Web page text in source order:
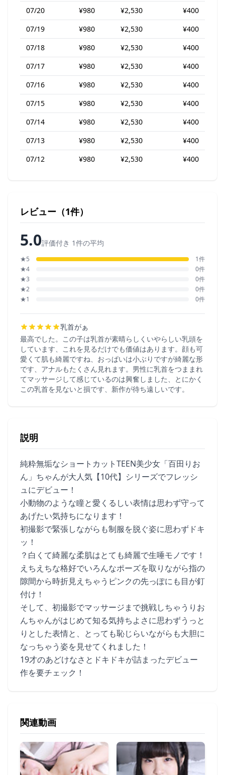
07/20 ¥980 ¥2,530
¥400
07/19
¥980 ¥2,530
¥400
07/18
¥980 ¥2,530
¥400
07/17
¥980 ¥2,530
¥400
07/16
¥980 ¥2,530
¥400
07/15
¥980 ¥2,530
¥400
07/14
¥980 ¥2,530
¥400
07/13
¥980 ¥2,530
¥400
07/12
¥980 ¥2,530 ¥400
レビュー（1件）
5.0評価付き 1件の平均
★5
1件
★4
0件
★3
0件
★2
0件
★1
0件
乳首がぁ
最高でした。この子は乳首が素晴らしくいやらしい乳頭を
しています、これを見るだけでも価値はあります。顔も可
愛くて肌も綺麗ですね、おっぱいは小ぶりですが綺麗な形
です、アナルもたくさん見れます。男性に乳首をつままれ
てマッサージして感じているのは興奮しました、とにかく
この乳首を見ないと損です、新作が待ち遠しいです。
説明
純粋無垢なショートカットTEEN美少女「百田りお
ん」ちゃんが大人気【10代】シリーズでフレッシ
ュにデビュー！
小動物のような瞳と愛くるしい表情は思わず守って
あげたい気持ちになります！
初撮影で緊張しながらも制服を脱ぐ姿に思わずドキ
ッ！
？白くて綺麗な柔肌はとても綺麗で生唾モノです！
えちえちな格好でいろんなポーズを取りながら指の
隙間から時折見えちゃうピンクの先っぽにも目が釘
付け！
そして、初撮影でマッサージまで挑戦しちゃうりお
んちゃんがはじめて知る気持ちよさに思わずうっと
りとした表情と、とっても恥じらいながらも大胆に
なっちゃう姿を見せてくれました！
19才のあどけなさとドキドキが詰まったデビュー
作を要チェック！
関連動画